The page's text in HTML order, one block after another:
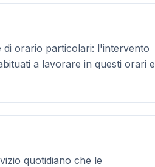
di orario particolari: l'intervento
a lavorare in questi orari e
quotidiano che le